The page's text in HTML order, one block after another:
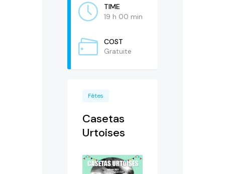
TIME
19 h 00 min
COST
Gratuite
Fêtes
Casetas
Urtoises